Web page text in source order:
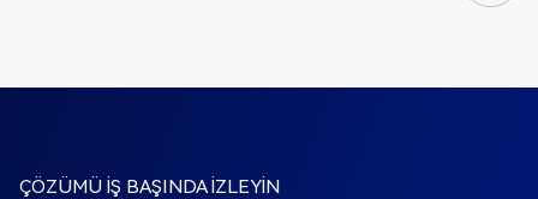
ÇÖZÜMÜ İŞ BAŞINDA İZLEYİN